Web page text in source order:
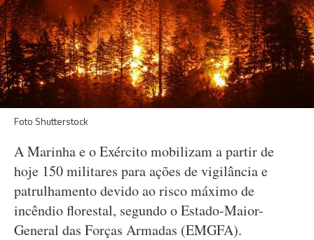
Foto Shutterstock
A Marinha e o Exército mobilizam a partir de
hoje 150 militares para ações de vigilância e
patrulhamento devido ao risco máximo de
incêndio florestal, segundo o Estado-Maior-
General das Forças Armadas (EMGFA).